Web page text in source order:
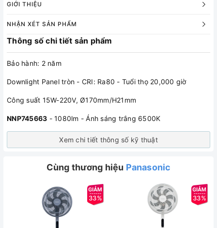
GIỚI THIỆU
NHẬN XÉT SẢN PHẨM
Thông số chi tiết sản phẩm
Bảo hành: 2 năm
Downlight Panel tròn - CRI: Ra80 - Tuổi thọ 20,000 giờ
Công suất 15W-220V, Ø170mm/H21mm
NNP745663 - 1080lm - Ánh sáng trắng 6500K
Xem chi tiết thông số kỹ thuật
Cùng thương hiệu Panasonic
33% 33%